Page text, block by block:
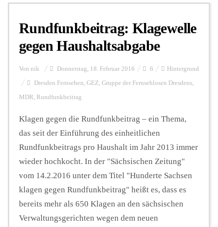
Personalien
Hintergrund
FUNKTURM-Beiträge
Podcast
Seminare
Unterstützen
Rundfunkbeitrag: Klagewelle
gegen Haushaltsabgabe
Von nik Donnerstag, 18. Februar 2016 6 Hintergrund
Dresden Fernsehen, GEZ, Gruppe der Fernsehlosen Dresdens,
MDR, Rundfunkbeitrag
Klagen gegen die Rundfunkbeitrag – ein Thema,
das seit der Einführung des einheitlichen
Rundfunkbeitrags pro Haushalt im Jahr 2013 immer
wieder hochkocht. In der "Sächsischen Zeitung"
vom 14.2.2016 unter dem Titel "Hunderte Sachsen
klagen gegen Rundfunkbeitrag" heißt es, dass es
bereits mehr als 650 Klagen an den sächsischen
Verwaltungsgerichten wegen dem neuen